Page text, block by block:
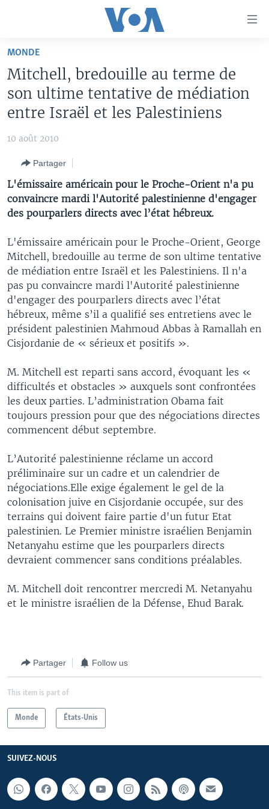
Retour
navigation
principale
recherche
AFRIQUE
ÉTATS-UNIS
LE MONDE AUJOURD'HUI
FOCUS SAHEL
REPORTAGES
VOUS + NOUS
CARNET DE SANTÉ
RADIO
LE MONDE AU FÉMININ
L'AMÉRIQUE ET VOUS
DIALOGUE DES RELIGIONS
RM SHOW
LINGALA
SANGO
Apprenez L'anglais
SUIVEZ-NOUS
Langues
MONDE
Mitchell, bredouille au terme de
son ultime tentative de médiation
entre Israël et les Palestiniens
10 août 2010
Partager
L'émissaire américain pour le Proche-Orient n'a pu
convaincre mardi l'Autorité palestinienne d'engager
des pourparlers directs avec l’état hébreux.
L'émissaire américain pour le Proche-Orient, George
Mitchell, bredouille au terme de son ultime tentative
de médiation entre Israël et les Palestiniens. Il n'a
pas pu convaincre mardi l'Autorité palestinienne
d'engager des pourparlers directs avec l’état
hébreux, même s’il a qualifié ses entretiens avec le
président palestinien Mahmoud Abbas à Ramallah en
Cisjordanie de « sérieux et positifs ».
M. Mitchell est reparti sans accord, évoquant les «
difficultés et obstacles » auxquels sont confrontées
les deux parties. L’administration Obama fait
toujours pression pour que des négociations directes
commencent début septembre.
L’Autorité palestinienne réclame un accord
préliminaire sur un cadre et un calendrier de
négociations.Elle exige également le gel de la
colonisation juive en Cisjordanie occupée, sur des
terrains qui doivent faire partie d'un futur Etat
palestinien. Le Premier ministre israélien Benjamin
Netanyahu estime que les pourparlers directs
devraient commencer sans conditions préalables.
M. Mitchell doit rencontrer mercredi M. Netanyahu
et le ministre israélien de la Défense, Ehud Barak.
Partager Follow us
This item is part of
Monde États-Unis
SUIVEZ-NOUS